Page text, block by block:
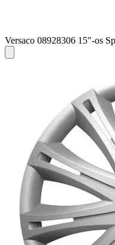
Versaco 08928306 15"-os